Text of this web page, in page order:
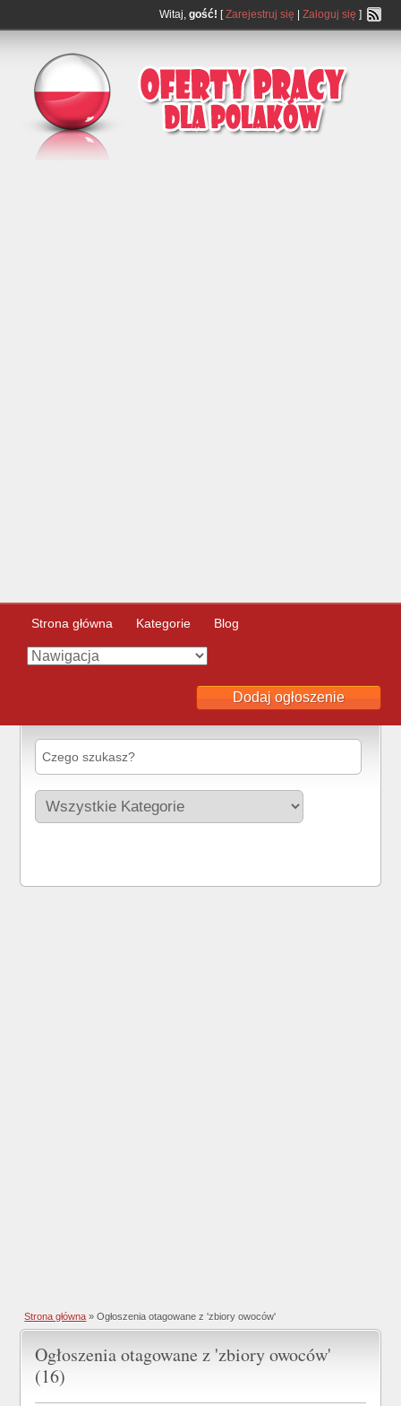
Witaj, gość! [Zarejestruj się Zaloguj się ]
Strona główna Kategorie Blog
Dodaj ogłoszenie
Strona główna »Ogłoszenia otagowane z 'zbiory owoców'
Ogłoszenia otagowane z 'zbiory owoców'
(16)